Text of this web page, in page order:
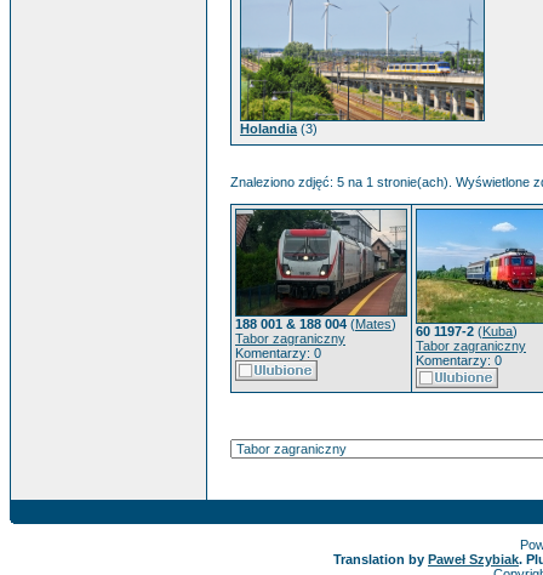
Holandia (3)
Znaleziono zdjęć: 5 na 1 stronie(ach). Wyświetlone
188 001 & 188 004 (Mates)
Tabor zagraniczny
Komentarzy: 0
60 1197-2 (Kuba)
Tabor zagraniczny
Komentarzy: 0
Translation by Paweł Szybiak.